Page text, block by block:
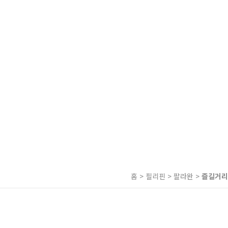
홈 > 필리핀 > 팔라완 > 즐길거리